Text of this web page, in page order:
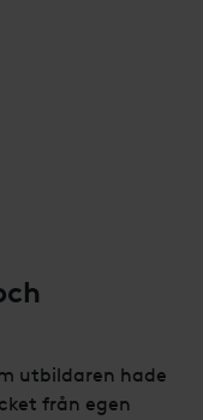
utbildaren hade
från egen